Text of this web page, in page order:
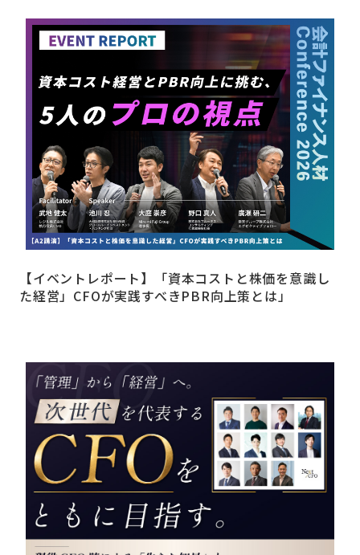
【イベントレポート】「資本コストと株価を意識し
た経営」CFOが実践すべきPBR向上策とは」